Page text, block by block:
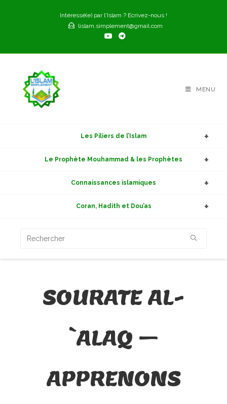
Intéressé(e) par l'Islam ? Ecrivez-nous !
lislam.simplement@gmail.com
MENU
Les Piliers de l’Islam
Le Prophète Mouhammad & les Prophètes
Connaissances islamiques
Coran, Hadith et Dou’as
SOURATE AL-
`ALAQ –
APPRENONS